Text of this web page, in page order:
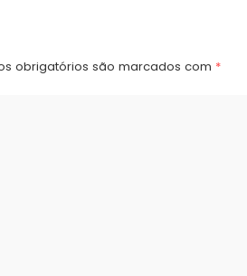
obrigatórios são marcados com *